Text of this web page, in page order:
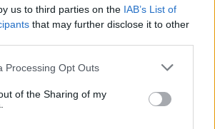
us to third parties on the IAB’s List of
that may further disclose it to other
Processing Opt Outs
of the Sharing of my